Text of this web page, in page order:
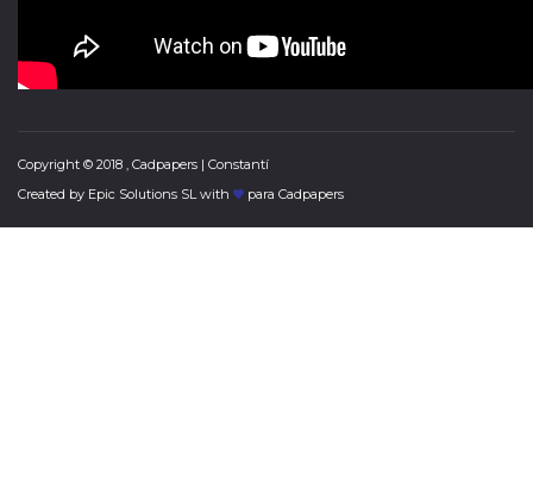
Copyright © 2018 , Cadpapers | Constantí
Created by Epic Solutions SLwith para Cadpapers